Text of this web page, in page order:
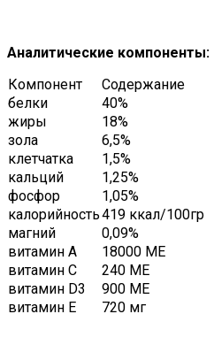
Аналитические компоненты:
Компонент
Содержание
белки
40%
жиры
18%
зола
6,5%
клетчатка
1,5%
кальций
1,25%
фосфор
1,05%
калорийность419 ккал/100гр
магний
0,09%
витамин A
18000 ME
витамин C
240 ME
витамин D3
900 ME
витамин E
720 мг